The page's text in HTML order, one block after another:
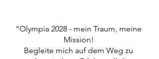
"Olympia 2028 - mein Traum, meine
Mission!
Begleite mich auf dem Weg zu